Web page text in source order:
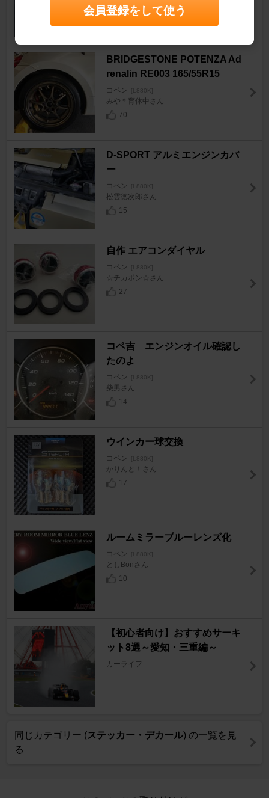
ＨＩＤＥちゃんさん
42
BRIDGESTONE POTENZA Ad
renalin RE003 165/55R15
コペン [L880K]
みや＊育休中さん
70
D-SPORT アルミエンジンカバ
ー
コペン [L880K]
松雲徳次郎さん
15
自作 エアコンダイヤル
コペン [L880K]
☆チカポン☆さん
27
コペ吉 エンジンオイル確認し
たのよ
コペン [L880K]
柴男さん
14
ウインカー球交換
コペン [L880K]
かりんと！さん
17
ルームミラーブルーレンズ化
コペン [L880K]
としBonさん
10
【初心者向け】おすすめサーキ
ット8選～愛知・三重編～
カーライフ
同じカテゴリー (ステッカー・デカール) の一覧を見
る
会員登録をして使う